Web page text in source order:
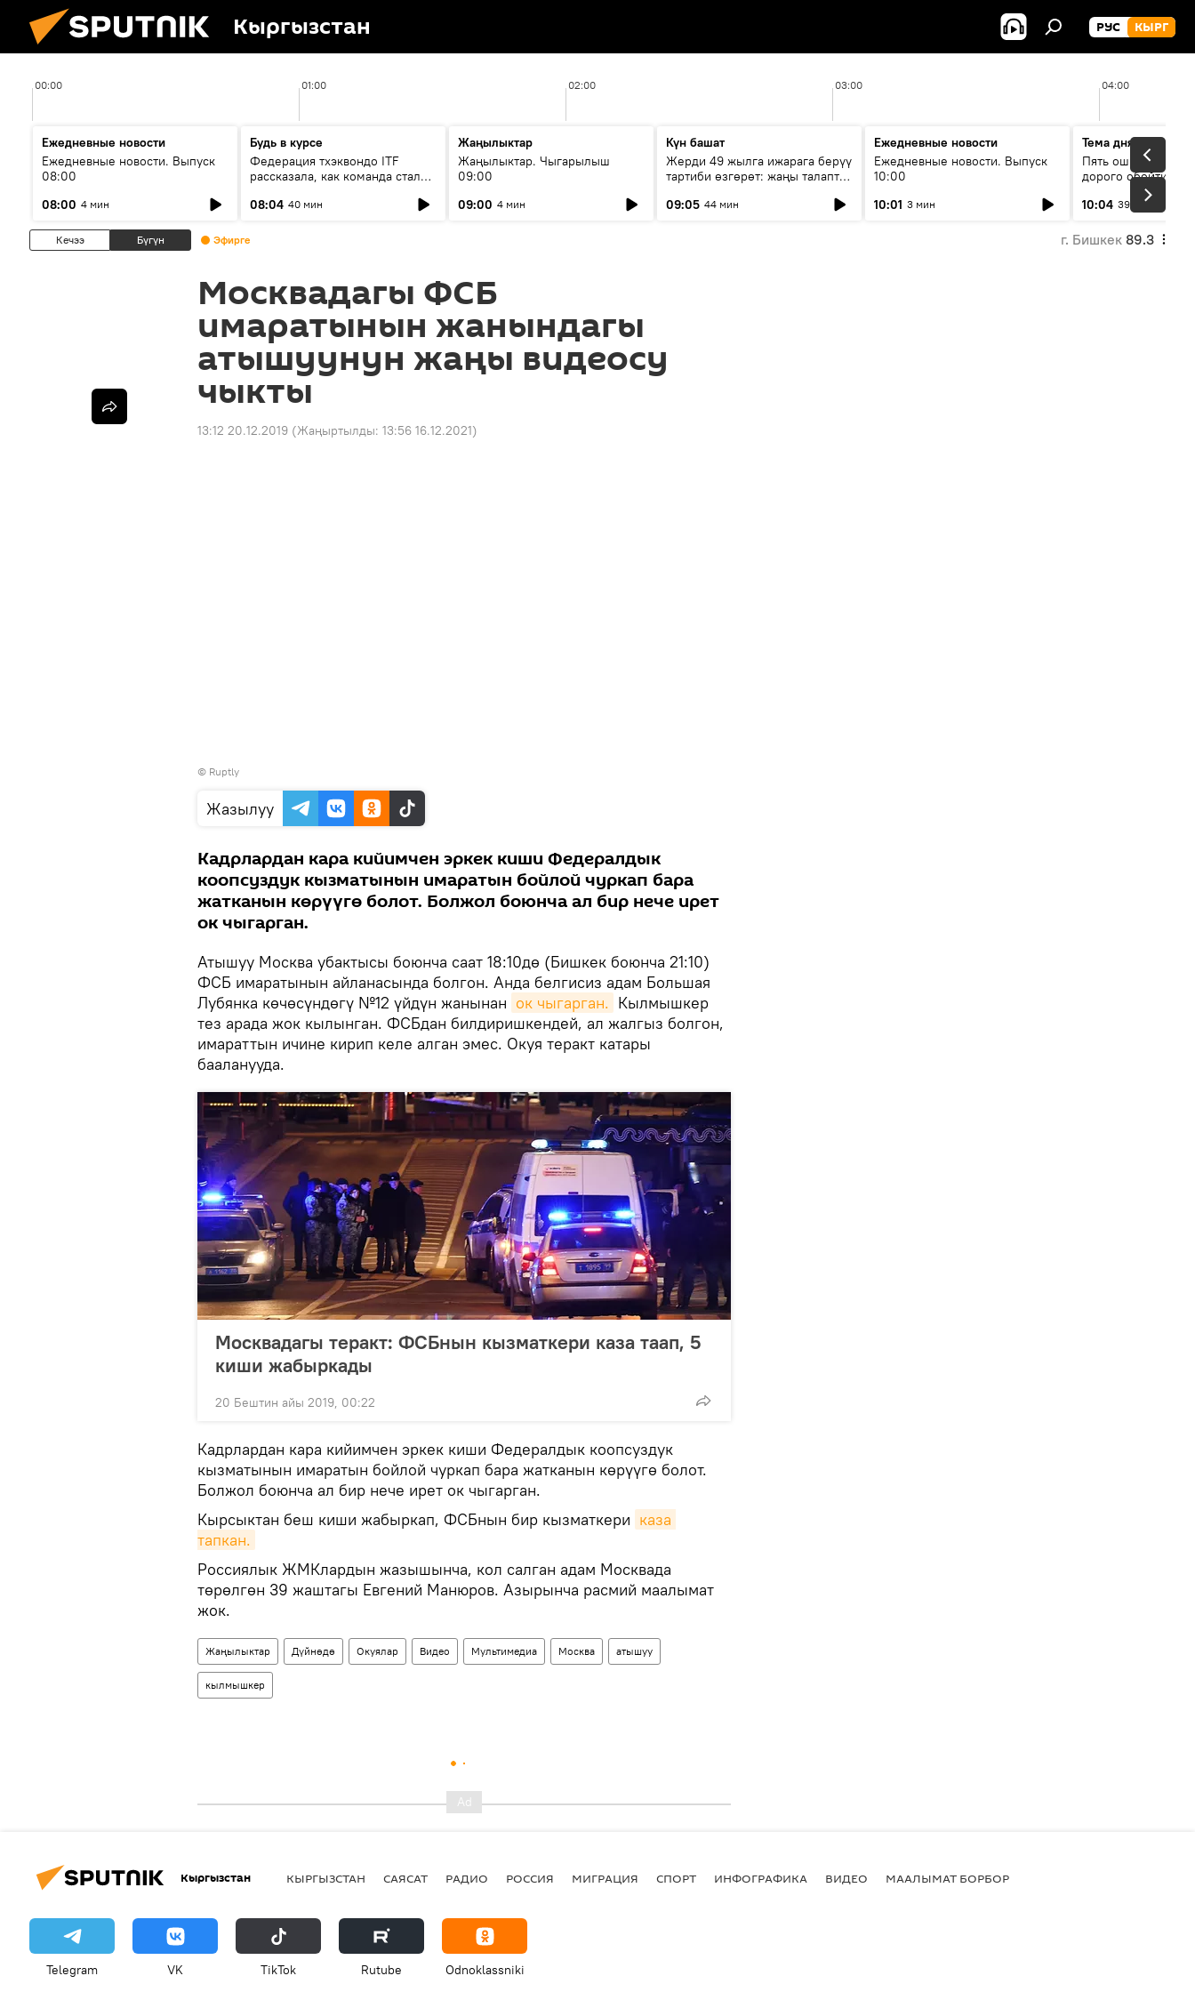
Кыргызстан РУС КЫРГ
00:00 01:00 02:00 03:00 04:00
Ежедневные новости
Ежедневные новости. Выпуск
08:00
08:00 4 мин
Будь в курсе
Федерация тхэквондо ITF
рассказала, как команда стала
08:04 40 мин
Жаңылыктар
Жаңылыктар. Чыгарылыш
09:00
09:00 4 мин
Күн башат
Жерди 49 жылга ижарага берүү
тартиби өзгөрөт: жаңы талаптар
09:05 44 мин
Ежедневные новости
Ежедневные новости. Выпуск
10:00
10:01 3 мин
Тема дня
Пять ошибок
дорого обойтись
10:04 39 мин
Кечээ Бүгүн Эфирге г. Бишкек 89.3
Москвадагы ФСБ
имаратынын жанындагы
атышуунун жаңы видеосу
чыкты
13:12 20.12.2019 (Жаңыртылды: 13:56 16.12.2021)
© Ruptly
Жазылуу
Кадрлардан кара кийимчен эркек киши Федералдык
коопсуздук кызматынын имаратын бойлой чуркап бара
жатканын көрүүгө болот. Болжол боюнча ал бир нече ирет
ок чыгарган.
Атышуу Москва убактысы боюнча саат 18:10дө (Бишкек боюнча 21:10)
ФСБ имаратынын айланасында болгон. Анда белгисиз адам Большая
Лубянка көчөсүндөгү №12 үйдүн жанынан ок чыгарган. Кылмышкер
тез арада жок кылынган. ФСБдан билдиришкендей, ал жалгыз болгон,
имараттын ичине кирип келе алган эмес. Окуя теракт катары
бааланууда.
Москвадагы теракт: ФСБнын кызматкери каза таап, 5
киши жабыркады
20 Бештин айы 2019, 00:22
Кадрлардан кара кийимчен эркек киши Федералдык коопсуздук
кызматынын имаратын бойлой чуркап бара жатканын көрүүгө болот.
Болжол боюнча ал бир нече ирет ок чыгарган.
Кырсыктан беш киши жабыркап, ФСБнын бир кызматкери каза
тапкан.
Россиялык ЖМКлардын жазышынча, кол салган адам Москвада
төрөлгөн 39 жаштагы Евгений Манюров. Азырынча расмий маалымат
жок.
Жаңылыктар Дүйнөдө Окуялар Видео Мультимедиа Москва атышуу
кылмышкер
Кыргызстан КЫРГЫЗСТАН САЯСАТ РАДИО РОССИЯ МИГРАЦИЯ СПОРТ ИНФОГРАФИКА ВИДЕО МААЛЫМАТ БОРБОР
Telegram VK ТikТоk Rutube Odnoklassniki